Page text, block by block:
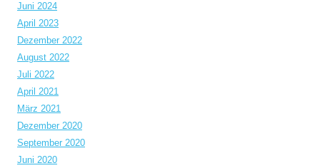
Juni 2024
April 2023
Dezember 2022
August 2022
Juli 2022
April 2021
März 2021
Dezember 2020
September 2020
Juni 2020